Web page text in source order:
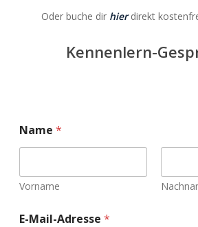
Oder buche dir hierdirekt
Kennenlern-
Name *
Vorname
E-Mail-Adresse *